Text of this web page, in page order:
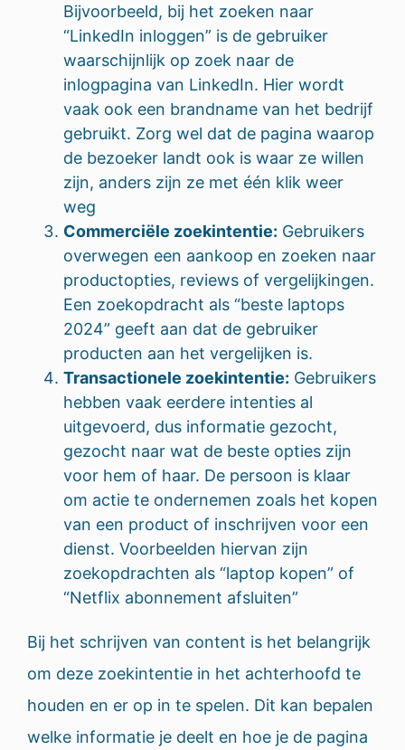
Bijvoorbeeld, bij het zoeken naar
“LinkedIn inloggen” is de gebruiker
waarschijnlijk op zoek naar de
inlogpagina van LinkedIn. Hier wordt
vaak ook een brandname van het bedrijf
gebruikt. Zorg wel dat de pagina waarop
de bezoeker landt ook is waar ze willen
zijn, anders zijn ze met één klik weer
weg
Commerciële zoekintentie: Gebruikers
overwegen een aankoop en zoeken naar
productopties, reviews of vergelijkingen.
Een zoekopdracht als “beste laptops
2024” geeft aan dat de gebruiker
producten aan het vergelijken is.
Transactionele zoekintentie: Gebruikers
hebben vaak eerdere intenties al
uitgevoerd, dus informatie gezocht,
gezocht naar wat de beste opties zijn
voor hem of haar. De persoon is klaar
om actie te ondernemen zoals het kopen
van een product of inschrijven voor een
dienst. Voorbeelden hiervan zijn
zoekopdrachten als “laptop kopen” of
“Netflix abonnement afsluiten”
Bij het schrijven van content is het belangrijk
om deze zoekintentie in het achterhoofd te
houden en er op in te spelen. Dit kan bepalen
welke informatie je deelt en hoe je de pagina